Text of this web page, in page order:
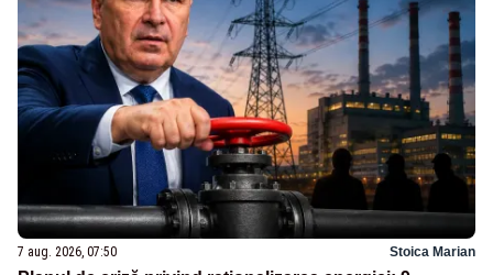
7 aug. 2026, 07:50 Stoica Marian